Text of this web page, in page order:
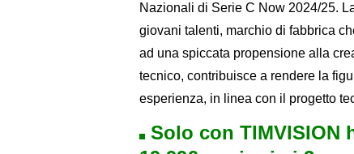
Nazionali di Serie C Now 2024/25.
giovani talenti, marchio di fabbrica
ad una spiccata propensione alla
tecnico, contribuisce a rendere la
esperienza, in linea con il progetto
Solo con TIMVISION